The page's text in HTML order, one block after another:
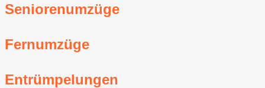
Seniorenumzüge
Fernumzüge
Entrümpelungen